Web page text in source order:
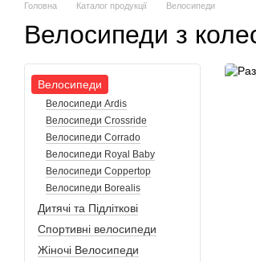
Головна Каталог продукції Велосипеди
Велосипеди з
Велосипеди
Велосипеди Ardis
Велосипеди Crossride
Велосипеди Corrado
Велосипеди Royal Baby
Велосипеди Coppertop
Велосипеди Borealis
Дитячі та Підліткові
Спортивні велосипеди
Жіночі Велосипеди